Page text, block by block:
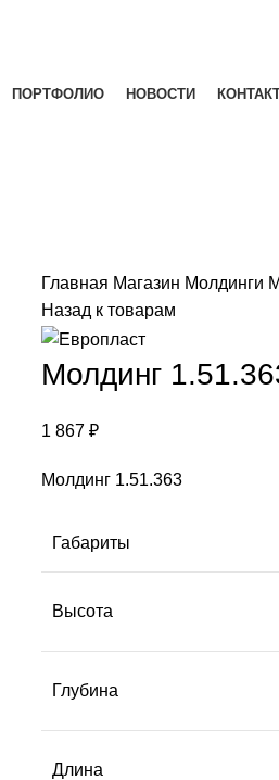
ПОРТФОЛИО НОВОСТИ
Главная Магазин Молдинги
Назад к товарам
Молдинг
1 867 ₽
Молдинг 1.51.363
Габариты
Высота
Глубина
Длина